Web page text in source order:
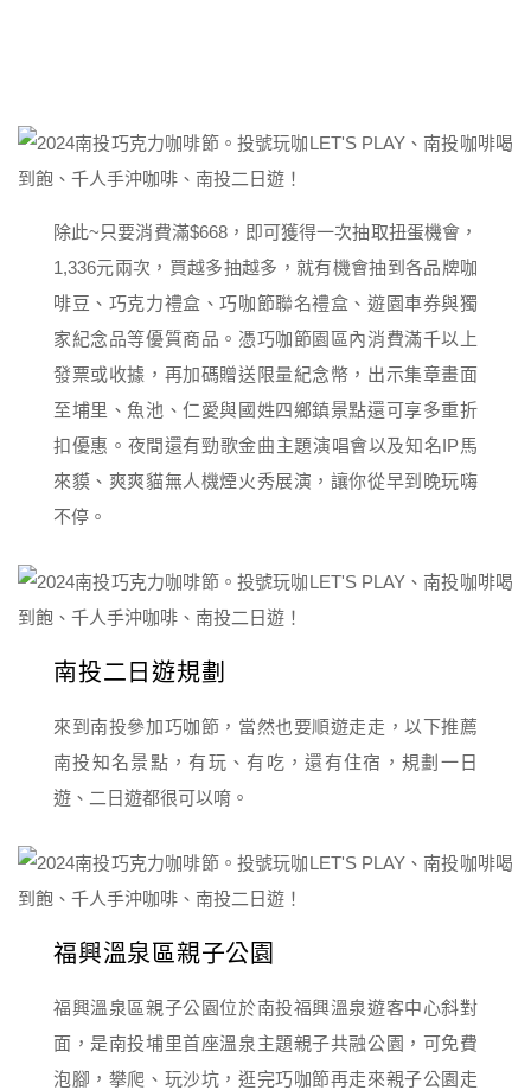
除此~只要消費滿$668，即可獲得一次抽取扭蛋機會，
1,336元兩次，買越多抽越多，就有機會抽到各品牌咖
啡豆、巧克力禮盒、巧咖節聯名禮盒、遊園車券與獨
家紀念品等優質商品。憑巧咖節園區內消費滿千以上
發票或收據，再加碼贈送限量紀念幣，出示集章畫面
至埔里、魚池、仁愛與國姓四鄉鎮景點還可享多重折
扣優惠。夜間還有勁歌金曲主題演唱會以及知名IP馬
來貘、爽爽貓無人機煙火秀展演，讓你從早到晚玩嗨
不停。
南投二日遊規劃
來到南投參加巧咖節，當然也要順遊走走，以下推薦
南投知名景點，有玩、有吃，還有住宿，規劃一日
遊、二日遊都很可以唷。
福興溫泉區親子公園
福興溫泉區親子公園位於南投福興溫泉遊客中心斜對
面，是南投埔里首座溫泉主題親子共融公園，可免費
泡腳，攀爬、玩沙坑，逛完巧咖節再走來親子公園走